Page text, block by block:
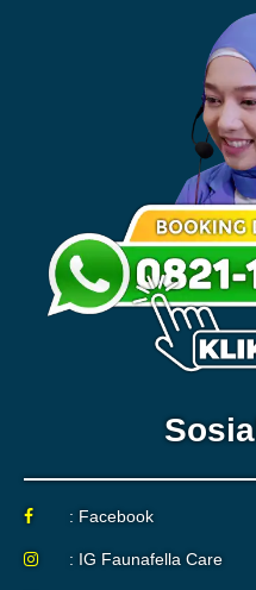
: Facebook
: IG Faunafella Care